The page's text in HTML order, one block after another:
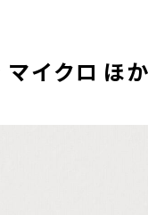
マイクロ ほか